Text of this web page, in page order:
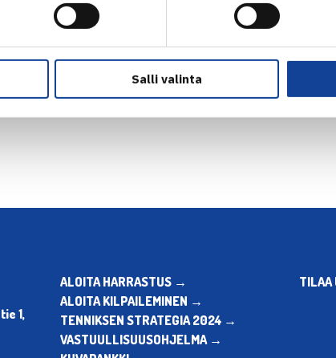
Salli valinta
Seuraava uutinen:
1,
ALOITA HARRASTUS →
ALOITA KILPAILEMINEN →
TENNIKSEN STRATEGIA 2024 →
VASTUULLISUUSOHJELMA →
TILAA